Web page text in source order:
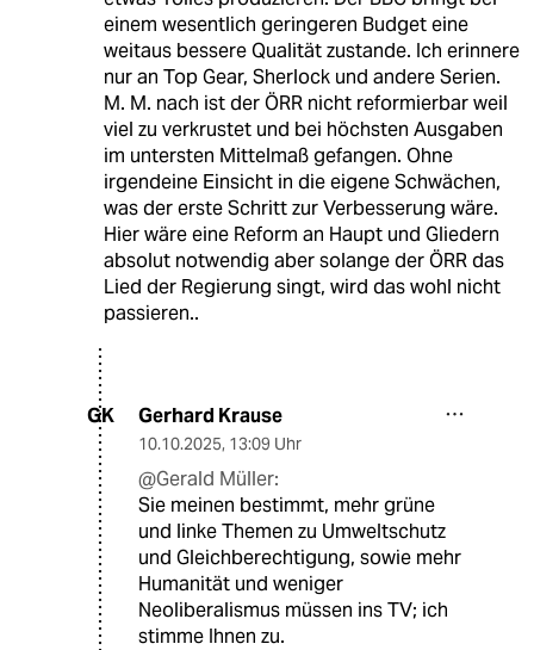
einem wesentlich geringeren Budget eine
weitaus bessere Qualität zustande. Ich erinnere
nur an Top Gear, Sherlock und andere Serien.
M. M. nach ist der ÖRR nicht reformierbar weil
viel zu verkrustet und bei höchsten Ausgaben
im untersten Mittelmaß gefangen. Ohne
irgendeine Einsicht in die eigene Schwächen,
was der erste Schritt zur Verbesserung wäre.
Hier wäre eine Reform an Haupt und Gliedern
absolut notwendig aber solange der ÖRR das
Lied der Regierung singt, wird das wohl nicht
passieren..
GK Gerhard Krause
10.10.2025, 13:09 Uhr
@Gerald Müller:
Sie meinen bestimmt, mehr grüne
und linke Themen zu Umweltschutz
und Gleichberechtigung, sowie mehr
Humanität und weniger
Neoliberalismus müssen ins TV; ich
stimme Ihnen zu.